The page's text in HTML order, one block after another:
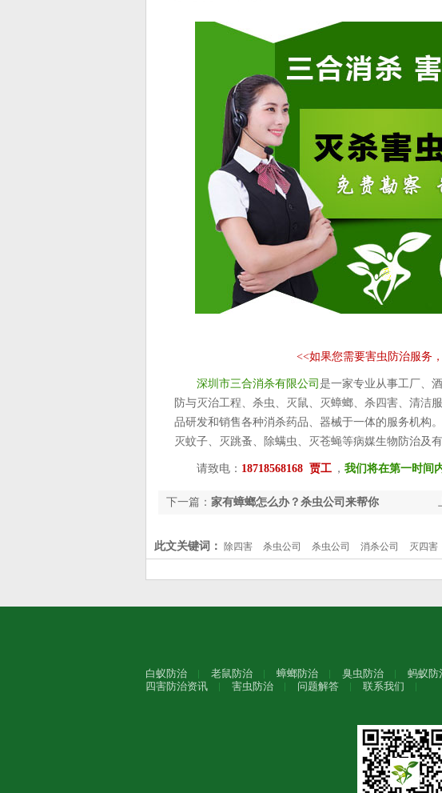
<<如果您需要害虫防治服务
深圳市三合消杀有限公司 是一家专业从事工厂、
防与灭治工程、杀虫、灭鼠、灭蟑螂、杀四害、清洁
品研发和销售各种消杀药品、器械于一体的服务机构
灭蚊子、灭跳蚤、除螨虫、灭苍蝇等病媒生物防治及
请致电： 18718568168 贾工 ， 我们将在第一时间
下一篇： 家有蟑螂怎么办？杀虫公司来帮你
此文关键词： 除四害 杀虫公司 杀虫公司 消杀公司 灭四害
白蚁防治 老鼠防治 蟑螂防治 臭虫防治 蚂蚁防
四害防治资讯
害虫防治 问题解答 联系我们